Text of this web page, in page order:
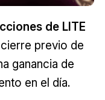
de LITE
previo de
ganancia de
en el día.